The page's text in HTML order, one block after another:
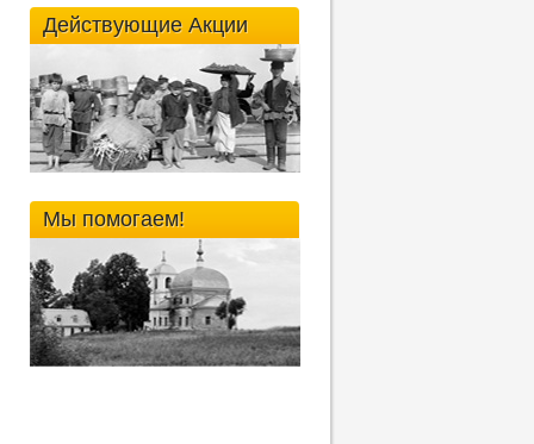
Действующие Акции
Мы помогаем!